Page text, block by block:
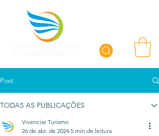
Post
TODAS AS PUBLICAÇÕES
Vivenciar Turismo
26 de abr. de 2024 5 min de leitura